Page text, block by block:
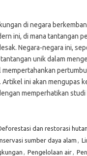
di negara
ini, di mana tantangan
Negara-negara ini,
unik dalam
mempertahankan
Artikel ini akan mengupas
memperhatikan
dan restorasi hutan
sumber daya alam ,
, Pengelolaan air,